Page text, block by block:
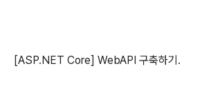
[ASP.NET Core] WebAPI 구축하기.